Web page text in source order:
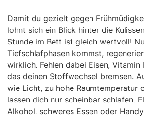
Damit du gezielt gegen
lohnt sich ein Blick hinter die
Stunde im Bett ist gleich wertvoll!
Tiefschlafphasen kommst,
wirklich. Fehlen dabei Eisen, Vitamin
das deinen Stoffwechsel bremsen.
wie Licht, zu hohe Raumtemperatur
lassen dich nur scheinbar schlafen.
Alkohol, schweres Essen oder